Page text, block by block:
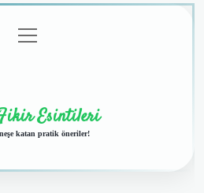
menüyü
aç
Esintileri
katan pratik öneriler!